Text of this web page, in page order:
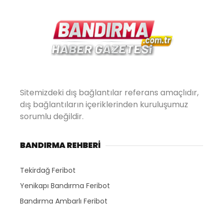
Sitemizdeki dış bağlantılar referans amaçlıdır,
dış bağlantıların içeriklerinden kuruluşumuz
sorumlu değildir.
BANDIRMA REHBERİ
Tekirdağ Feribot
Yenikapı Bandırma Feribot
Bandırma Ambarlı Feribot